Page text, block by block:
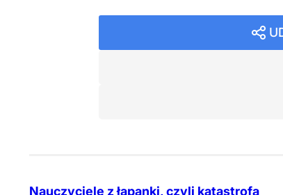
Nauczyciele z łapanki, czyli katastrofa